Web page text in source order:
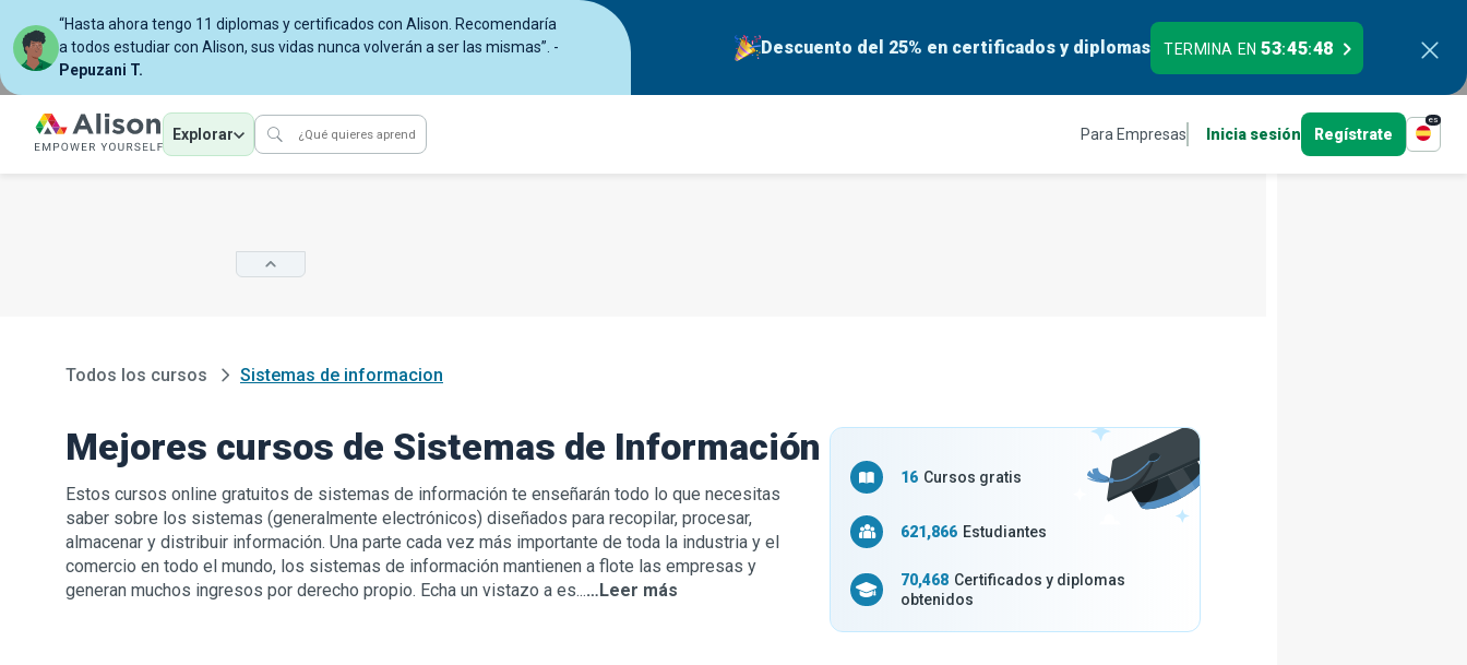
“Hasta ahora tengo 11 diplomas y certificados con Alison. Recomendaría
a todos estudiar con Alison, sus vidas nunca volverán a ser las mismas”. -
Pepuzani T.
Descuento del 25% en certificados y diplomas TERMINA EN53:45:46
Explorar Para Empresas Inicia sesión Regístrate
es
Todos los cursos Sistemas de informacion
Mejores cursos de Sistemas de Información
Estos cursos online gratuitos de sistemas de información te enseñarán todo lo que necesitas
saber sobre los sistemas (generalmente electrónicos) diseñados para recopilar, procesar,
almacenar y distribuir información. Una parte cada vez más importante de toda la industria y el
comercio en todo el mundo, los sistemas de información mantienen a flote las empresas y
generan muchos ingresos por derecho propio. Echa un vistazo a es...…Leer más
16 Cursos gratis
621,866 Estudiantes
70,468 Certificados y diplomas
obtenidos